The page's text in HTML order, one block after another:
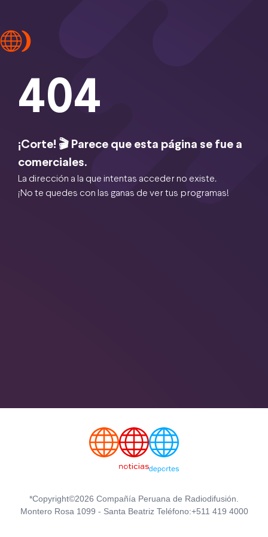
404
¡Corte! 🎬 Parece que esta página se fue a
comerciales.
La dirección a la que intentas acceder no existe.
¡No te quedes con las ganas de ver tus programas!
*Copyright©2026 Compañía Peruana de Radiodifusión.
Montero Rosa 1099 - Santa Beatriz Teléfono:+511 419 4000